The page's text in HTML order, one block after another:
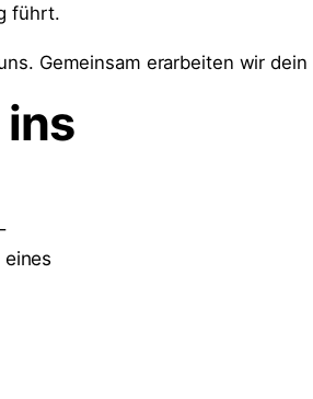
führt.
Gemeinsam erarbeiten wir dein